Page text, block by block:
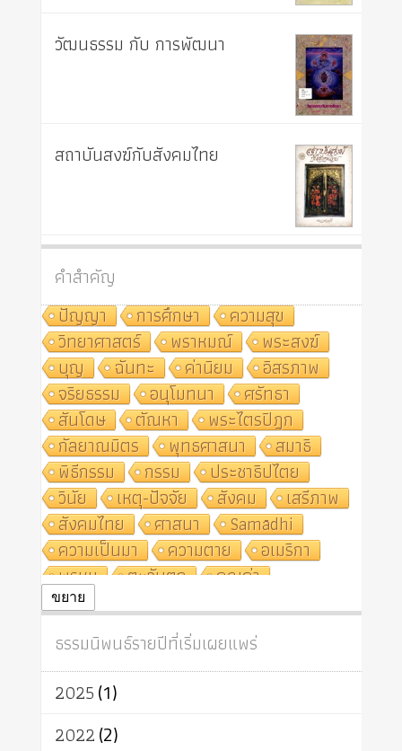
วัฒนธรรม กับ การพัฒนา
สถาบันสงฆ์กับสังคมไทย
คำสำคัญ
ปัญญา
การศึกษา
ความสุข
วิทยาศาสตร์
พราหมณ์
พระสงฆ์
บุญ
ฉันทะ ค่านิยม
อิสรภาพ
จริยธรรม
อนุโมทนา
ศรัทธา
สันโดษ
ตัณหา
พระไตรปิฎก
กัลยาณมิตร
พุทธศาสนา
สมาธิ
พิธีกรรม
กรรม
ประชาธิปไตย
วินัย
เหตุ-ปัจจัย สังคม
เสรีภาพ
สังคมไทย
ศาสนา
Samādhi
ความเป็นมา
ความตาย
อเมริกา
พรหม
ตะวันตก
คุณค่า
ปฏิจจสมุปบาท
ศาสนาประจำชาติ
อินเดีย
ผู้บริโภค
ธรรมาธิปไตย
จักร
การแยกรัฐกับศาสนา
ธรรมชาติ
เทคโนโลยี
สิทธิ
พุทธบริษัท
ขยาย
ธรรมนิพนธ์รายปีที่เริ่มเผยแพร่
2025(1)
2022(2)